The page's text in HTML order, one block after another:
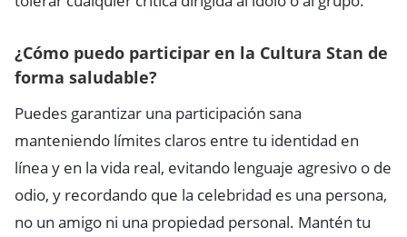
¿Cómo puedo participar en la Cultura Stan de
forma saludable?
Puedes garantizar una participación sana
manteniendo límites claros entre tu identidad en
línea y en la vida real, evitando lenguaje agresivo o de
odio, y recordando que la celebridad es una persona,
no un amigo ni una propiedad personal. Mantén tu